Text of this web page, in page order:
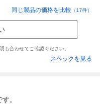
同じ製品の価格を比較 （17件）
も合わせてご確認ください。
スペックを見る
。